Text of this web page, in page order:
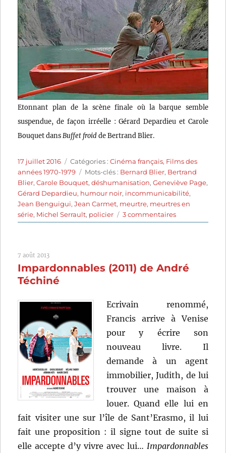
Etonnant plan de la scène finale où la barque semble
suspendue, de façon irréelle : Gérard Depardieu et Carole
Bouquet dans Buffet froidde Bertrand Blier.
Publié
le
17 juillet 2016 Catégories
Catégories :Cinéma français, Films des
années 1970-1979
Étiquettes
Mots-clés : Bernard Blier, Bertrand
Blier,Carole Bouquet,déshumanisation,Geneviève Page,
Gérard Depardieu, humour noir, incommunicabilité,
Jean Benguigui,Jean Carmet, meurtre, meurtres en
série, Michel Serrault, policier 3 commentairessur
Buffet
Bertrand
7 août 2013
Impardonnables (2011) de André
Téchiné
Ecrivain renommé,
Francis arrive à Venise
pour y écrire son
nouveau livre. Il
demande à un agent
immobilier, Judith, de lui
trouver une maison à
louer. Quand elle lui en
fait visiter une sur l’île de Sant’Erasmo, il lui
fait une proposition : il signe tout de suite si
elle accepte d’y vivre avec lui… Impardonnables